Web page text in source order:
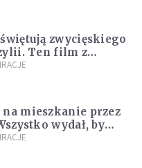
zwycięskiego
Ten film z
obejrzały już
na mieszkanie przez
wydał, by
80-letniego